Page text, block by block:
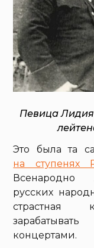
Певица
Это была та
на ступенях
Всенародно
русских
страстная
концертами.